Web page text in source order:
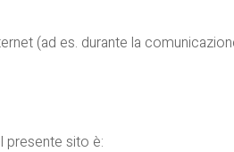
(ad es. durante la
presente sito è: